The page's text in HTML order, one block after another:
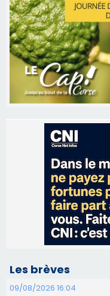
Les brèves
09/08/2026 16:04